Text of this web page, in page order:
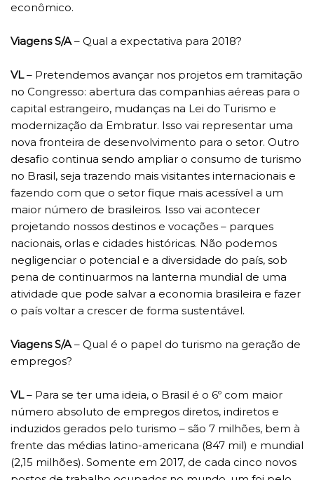
econômico.
Viagens S/A– Qual a expectativa para 2018?
VL– Pretendemos avançar nos projetos em tramitação
no Congresso: abertura das companhias aéreas para o
capital estrangeiro, mudanças na Lei do Turismo e
modernização da Embratur. Isso vai representar uma
nova fronteira de desenvolvimento para o setor. Outro
desafio continua sendo ampliar o consumo de turismo
no Brasil, seja trazendo mais visitantes internacionais e
fazendo com que o setor fique mais acessível a um
maior número de brasileiros. Isso vai acontecer
projetando nossos destinos e vocações – parques
nacionais, orlas e cidades históricas. Não podemos
negligenciar o potencial e a diversidade do país, sob
pena de continuarmos na lanterna mundial de uma
atividade que pode salvar a economia brasileira e fazer
o país voltar a crescer de forma sustentável.
Viagens S/A– Qual é o papel do turismo na geração de
empregos?
VL– Para se ter uma ideia, o Brasil é o 6º com maior
número absoluto de empregos diretos, indiretos e
induzidos gerados pelo turismo – são 7 milhões, bem à
frente das médias latino-americana (847 mil) e mundial
(2,15 milhões). Somente em 2017, de cada cinco novos